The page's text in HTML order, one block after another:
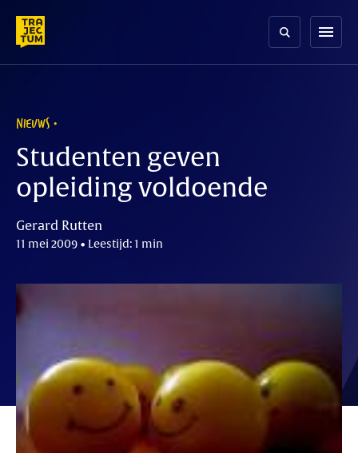
content
menu
NIEUWS
Studenten geven
opleiding voldoende
Gerard Rutten
11 mei 2009 • Leestijd: 1 min